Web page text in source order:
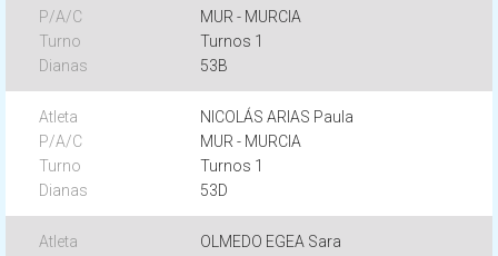
MUR - MURCIA
Turnos 1
53B
NICOLÁS ARIAS Paula
MUR - MURCIA
Turnos 1
53D
OLMEDO EGEA Sara